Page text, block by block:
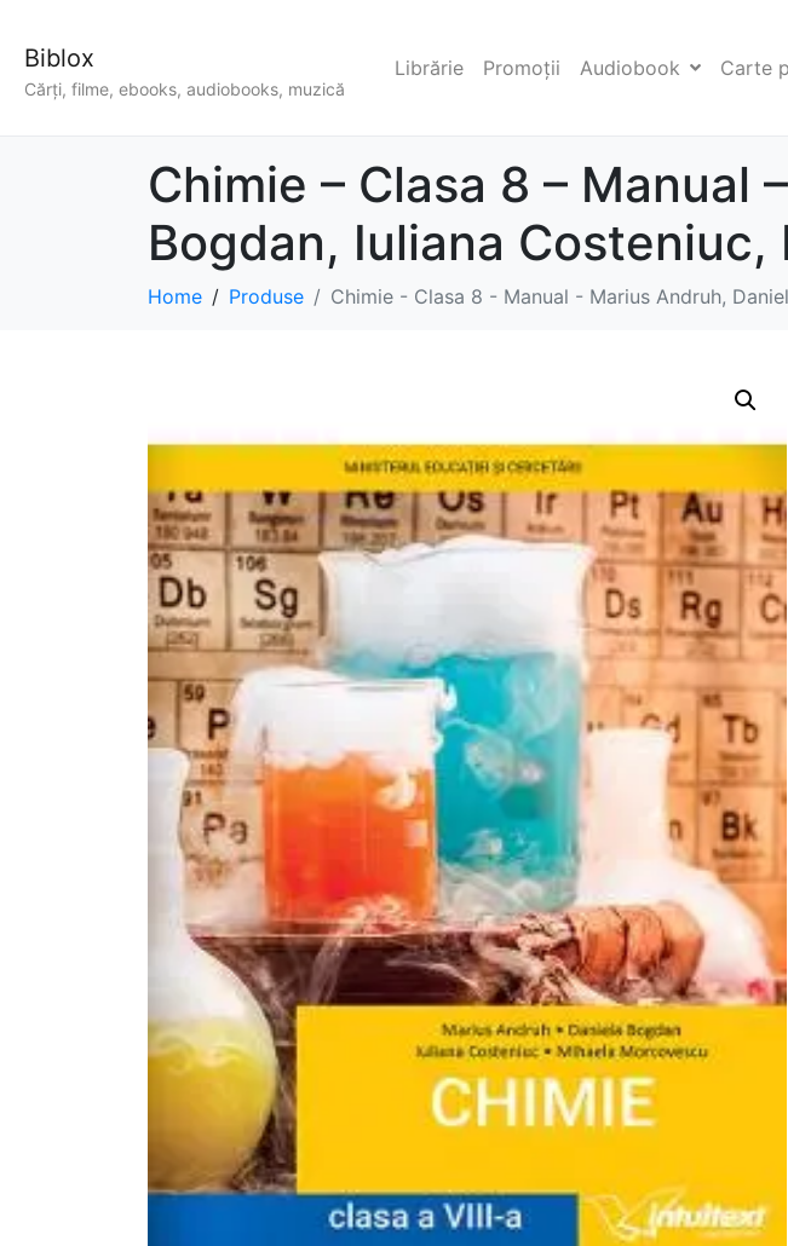
Biblox
Cărți, filme, ebooks, audiobooks, muzică
Librărie Promoții Audiobook Carte
Chimie – Clasa 8 – Manual
Bogdan, Iuliana
Home Produse Chimie - Clasa 8 - Manual - Marius Andruh,